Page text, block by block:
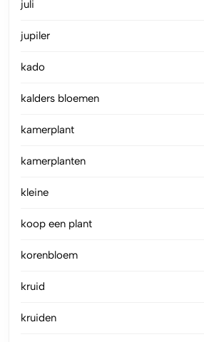
juli
jupiler
kado
kalders bloemen
kamerplant
kamerplanten
kleine
koop een plant
korenbloem
kruid
kruiden